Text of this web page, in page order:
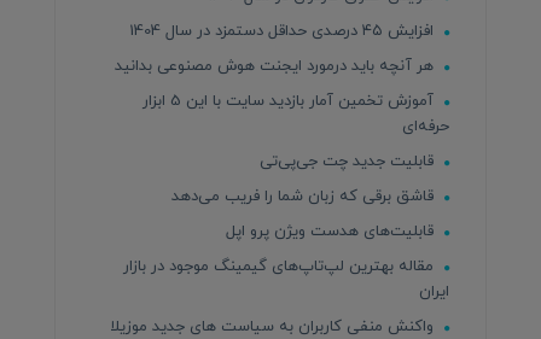
افزایش ۴۵ درصدی حداقل دستمزد در سال 1404
هر آنچه باید درمورد ایجنت هوش مصنوعی بدانید
آموزش تخمین آمار بازدید سایت با این 5 ابزار
حرفه‌ای
قابلیت جدید چت جی‌پی‌تی
قاشق برقی که زبان شما را فریب می‌دهد
قابلیت‌های هدست ویژن پرو اپل
مقاله بهترین لپ‌تاپ‌های گیمینگ موجود در بازار
ایران
واکنش منفی کاربران به سیاست های جدید موزیلا